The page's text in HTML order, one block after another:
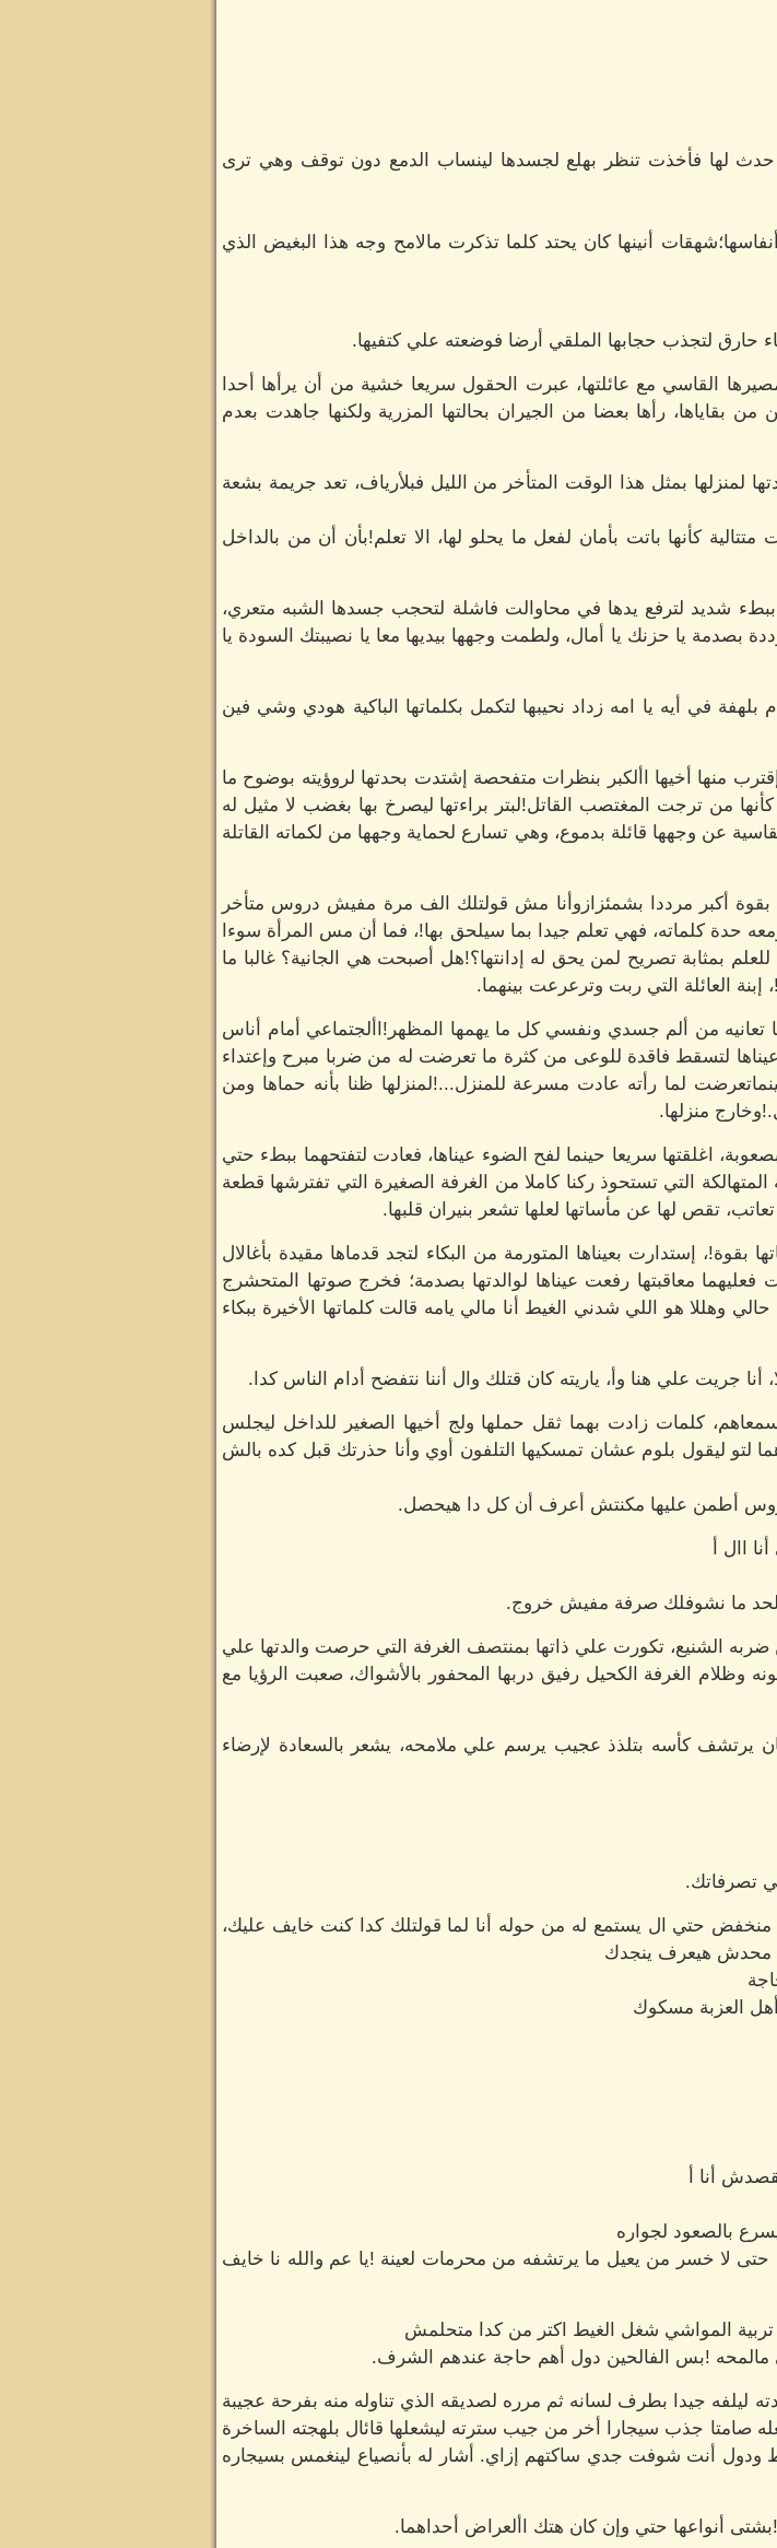
حدث لها فأخذت تنظر بهلع لجسدها لينساب الدمع دون توقف وهي ترى
أنينها كان يحتد كلما تذكرت مالامح وجه هذا البغيض الذي
حارق لتجذب حجابها الملقي أرضا فوضعته علي كتفيها.
القاسي مع عائلتها، عبرت الحقول سريعا خشية من أن يرأها أحدا
بقاياها، رأها بعضا من الجيران بحالتها المزرية ولكنها جاهدت بعدم
لمنزلها بمثل هذا الوقت المتأخر من الليل فبلأرياف، تعد جريمة بشعة
كأنها باتت بأمان لفعل ما يحلو لها، الا تعلم!بأن أن من بالداخل
ببطء شديد لترفع يدها في محاوالت فاشلة لتحجب جسدها الشبه متعري،
بصدمة يا حزنك يا أمال، ولطمت وجهها بيديها معا يا نصيبتك السودة يا
في أيه يا امه زداد نحيبها لتكمل بكلماتها الباكية هودي وشي فين
منها أخيها األكبر بنظرات متفحصة إشتدت بحدتها لروؤيته بوضوح ما
من ترجت المغتصب القاتل!لبتر براءتها ليصرخ بها بغضب لا مثيل له
عن وجهها قائلة بدموع، وهي تسارع لحماية وجهها من لكماته القاتلة
بقوة أكبر مرددا بشمئزازوأنا مش قولتلك الف مرة مفيش دروس متأخر
حدة كلماته، فهي تعلم جيدا بما سيلحق بها!، فما أن مس المرأة سوءا
بمثابة تصريح لمن يحق له إدانتها؟!هل أصبحت هي الجانية؟ غالبا ما
العائلة التي ربت وترعرعت بينهما.
تعانيه من ألم جسدي ونفسي كل ما يهمها المظهر!األجتماعي أمام أناس
لتسقط فاقدة للوعى من كثرة ما تعرضت له من ضربا مبرح وإعتداء
لما رأته عادت مسرعة للمنزل...!لمنزلها ظنا بأنه حماها ومن
منزلها.
اغلقتها سريعا حينما لفح الضوء عيناها، فعادت لتفتحهما ببطء حتي
التي تستحوذ ركنا كاملا من الغرفة الصغيرة التي تفترشها قطعة
تقص لها عن مأساتها لعلها تشعر بنيران قلبها.
إستدارت بعيناها المتورمة من البكاء لتجد قدماها مقيدة بأغالال
معاقبتها رفعت عيناها لوالدتها بصدمة؛ فخرج صوتها المتحشرج
وهللا هو اللي شدني الغيط أنا مالي يامه قالت كلماتها الأخيرة ببكاء
جريت علي هنا وأ، ياريته كان قتلك وال أننا نتفضح أدام الناس كدا.
كلمات زادت بهما ثقل حملها ولج أخيها الصغير للداخل ليجلس
لتو ليقول بلوم عشان تمسكيها التلفون أوي وأنا حذرتك قبل كده بالش
أطمن عليها مكنتش أعرف أن كل دا هيحصل.
اال أ
لحد ما نشوفلك صرفة مفيش خروج.
الشنيع، تكورت علي ذاتها بمنتصف الغرفة التي حرصت والدتها علي
وظلام الغرفة الكحيل رفيق دربها المحفور بالأشواك، صعبت الرؤيا مع
يرتشف كأسه بتلذذ عجيب يرسم علي ملامحه، يشعر بالسعادة لإرضاء
تصرفاتك.
حتي ال يستمع له من حوله أنا لما قولتلك كدا كنت خايف عليك،
محدش هيعرف ينجدك
العزبة مسكوك
أنا أ
بالصعود لجواره
حتى لا خسر من يعيل ما يرتشفه من محرمات لعينة !يا عم والله نا خايف
تربية المواشي شغل الغيط اكتر من كدا متحلمش
مالمحه !بس الفالحين دول أهم حاجة عندهم الشرف.
ليلفه جيدا بطرف لسانه ثم مرره لصديقه الذي تناوله منه بفرحة عجيبة
صامتا جذب سيجارا أخر من جيب سترته ليشعلها قائال بلهجته الساخرة
أنت شوفت جدي ساكتهم إزاي. أشار له بأنصياع لينغمس بسيجاره
أنواعها حتي وإن كان هتك األعراض أحداهما.